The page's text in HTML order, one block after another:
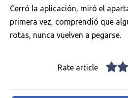
Cerró la aplicación, miró el
primera vez, comprendió que
rotas, nunca vuelven a pegarse.
Rate article